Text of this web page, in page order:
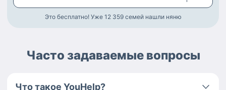
Это бесплатно! Уже 12 359 семей нашли няню
Часто задаваемые вопросы
Что такое YouHelp?